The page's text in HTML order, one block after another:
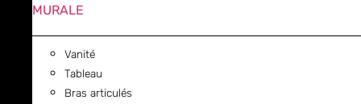
MURALE
Vanité
Tableau
Bras articulés